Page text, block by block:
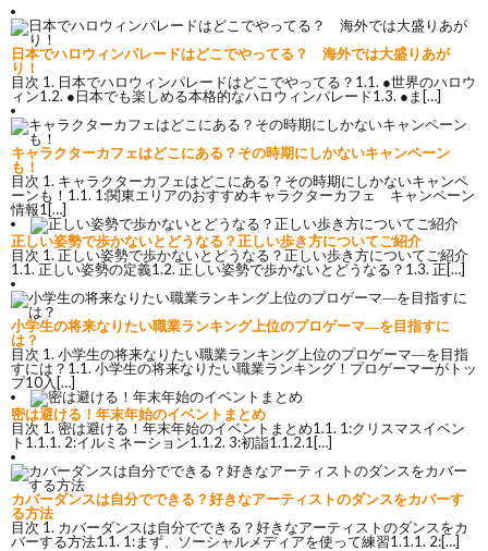
日本でハロウィンパレードはどこでやってる？ 海外では大盛りあが
り！
目次 1. 日本でハロウィンパレードはどこでやってる？1.1. ●世界のハロウ
ィン1.2. ●日本でも楽しめる本格的なハロウィンパレード1.3. ●ま[…]
キャラクターカフェはどこにある？その時期にしかないキャンペーン
も！
目次 1. キャラクターカフェはどこにある？その時期にしかないキャンペ
ーンも！1.1. 1:関東エリアのおすすめキャラクターカフェ キャンペーン
情報1[…]
正しい姿勢で歩かないとどうなる？正しい歩き方についてご紹介
目次 1. 正しい姿勢で歩かないとどうなる？正しい歩き方についてご紹介
1.1. 正しい姿勢の定義1.2. 正しい姿勢で歩かないとどうなる？1.3. 正[…]
小学生の将来なりたい職業ランキング上位のプロゲーマ―を目指すに
は？
目次 1. 小学生の将来なりたい職業ランキング上位のプロゲーマ―を目指
すには？1.1. 小学生の将来なりたい職業ランキング！プロゲーマーがトッ
プ10入[…]
密は避ける！年末年始のイベントまとめ
目次 1. 密は避ける！年末年始のイベントまとめ1.1. 1:クリスマスイベン
ト1.1.1. 2:イルミネーション1.1.2. 3:初詣1.1.2.1[…]
カバーダンスは自分でできる？好きなアーティストのダンスをカバーす
る方法
目次 1. カバーダンスは自分でできる？好きなアーティストのダンスをカ
バーする方法1.1. 1:まず、ソーシャルメディアを使って練習1.1.1. 2:[…]